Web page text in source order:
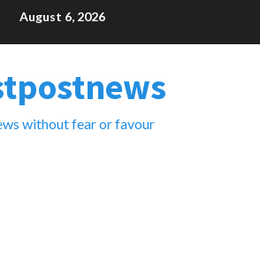
August 6, 2026
without fear or favour